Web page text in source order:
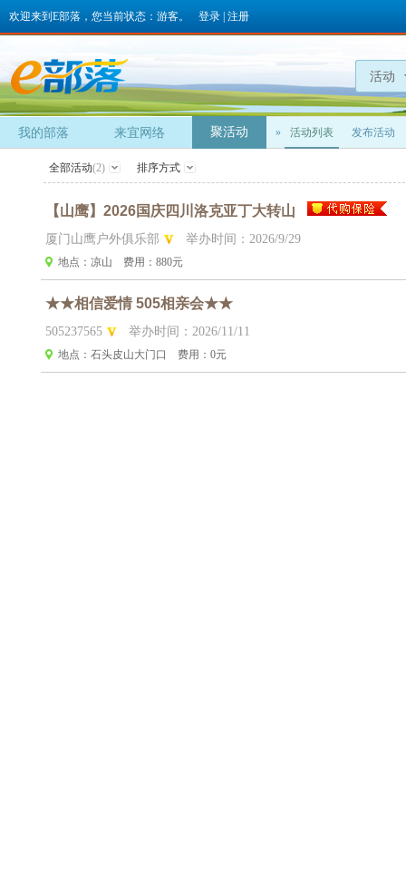
欢迎来到E部落，您当前状态：游客。 登录 注册
活动
我的部落 来宜网络 聚活动 » 活动列表 发布活动
全部活动(2) 排序方式
【山鹰】2026国庆四川洛克亚丁大转山
厦门山鹰户外俱乐部 举办时间：2026/9/29
地点：凉山 费用：880元
★★相信爱情 505相亲会★★
505237565 举办时间：2026/11/11
地点：石头皮山大门口 费用：0元